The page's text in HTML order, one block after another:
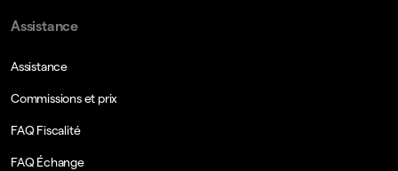
Assistance
Assistance
Commissions et prix
FAQ Fiscalité
FAQ Échange